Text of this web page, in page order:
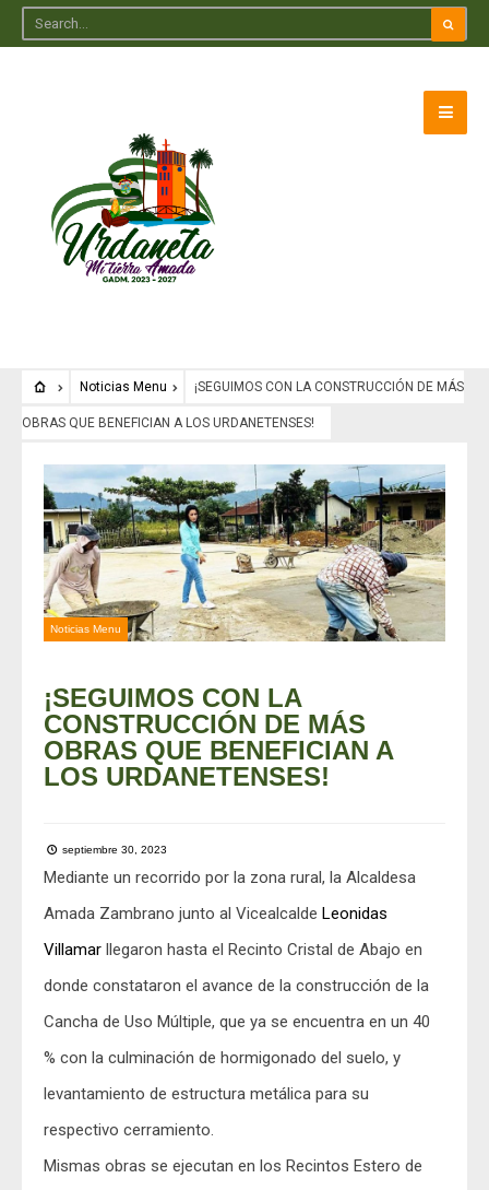
Noticias Menu ¡SEGUIMOS CON LA CONSTRUCCIÓN DE MÁS
OBRAS QUE BENEFICIAN A LOS URDANETENSES!
Noticias Menu
¡SEGUIMOS CON LA
CONSTRUCCIÓN DE MÁS
OBRAS QUE BENEFICIAN A
LOS URDANETENSES!
septiembre 30, 2023
Mediante un recorrido por la zona rural, la Alcaldesa
Amada Zambrano junto al Vicealcalde Leonidas
Villamar llegaron hasta el Recinto Cristal de Abajo en
donde constataron el avance de la construcción de la
Cancha de Uso Múltiple, que ya se encuentra en un 40
% con la culminación de hormigonado del suelo, y
levantamiento de estructura metálica para su
respectivo cerramiento.
Mismas obras se ejecutan en los Recintos Estero de